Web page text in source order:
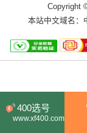
Copyright
本站中文域名：
400选号
www.xf400.com